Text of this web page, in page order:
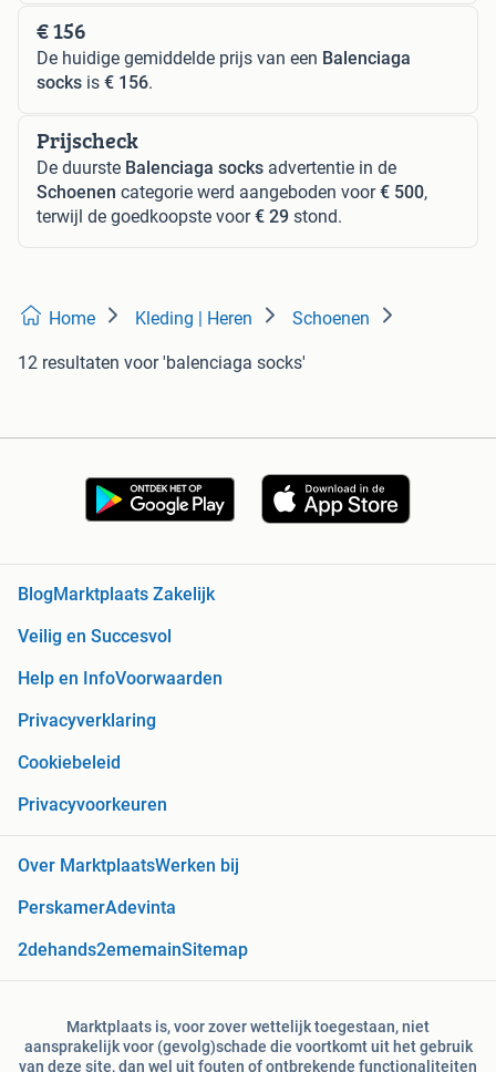
€ 156
De huidige gemiddelde prijs van een Balenciaga
socks is € 156.
Prijscheck
De duurste Balenciaga socks advertentie in de
Schoenen categorie werd aangeboden voor€ 500,
terwijl de goedkoopste voor€ 29 stond.
Home Kleding | Heren Schoenen
12 resultaten voor 'balenciaga socks'
BlogMarktplaats Zakelijk
Veilig en Succesvol
Help en InfoVoorwaarden
Privacyverklaring
Cookiebeleid
Privacyvoorkeuren
Over MarktplaatsWerken bij
PerskamerAdevinta
2dehands2ememainSitemap
Marktplaats is, voor zover wettelijk toegestaan, niet
aansprakelijk voor (gevolg)schade die voortkomt uit het gebruik
van deze site, dan wel uit fouten of ontbrekende functionaliteiten